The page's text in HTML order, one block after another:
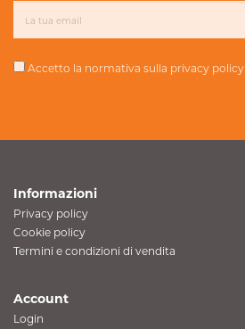
Accetto la normativa sulla privacy policy
Informazioni
Privacy policy
Cookie policy
Termini e condizioni di vendita
Account
Login